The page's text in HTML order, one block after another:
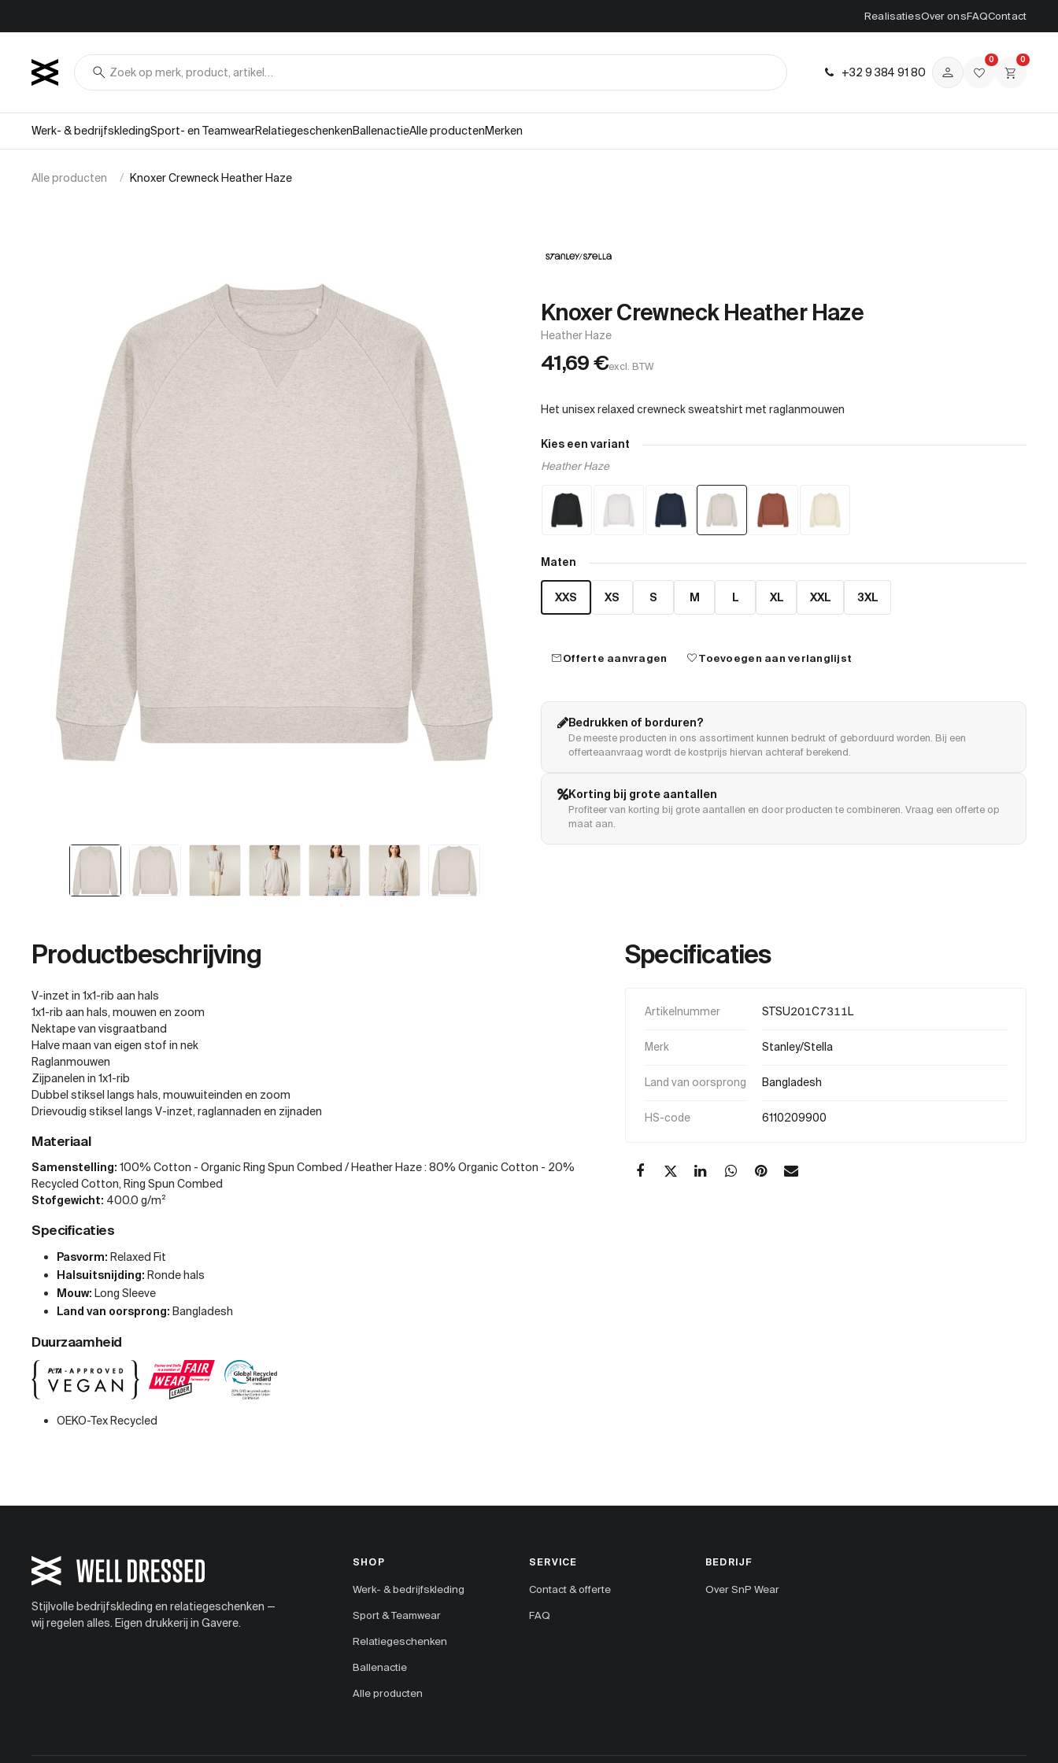
RealisatiesOver onsFAQContact
search
0
0
+32 9 384 91 80
Werk- & bedrijfskledingSport- en TeamwearRelatiegeschenkenBallenactieAlle productenMerken
Alle producten Knoxer Crewneck Heather Haze
Knoxer Crewneck Heather Haze
Heather Haze
41,69€excl. BTW
Kies een variant
Heather Haze
Maten
XXS XS S M L XL XXL 3XL
mailOfferte aanvragen favoriteToevoegen aan verlanglijst
Bedrukken of borduren?
De meeste producten in ons assortiment kunnen bedrukt of geborduurd worden. Bij een
offerteaanvraag wordt de kostprijs hiervan achteraf berekend.
Korting bij grote aantallen
Profiteer van korting bij grote aantallen en door producten te combineren. Vraag een offerte op
maat aan.
Productbeschrijving
V-inzet in 1x1-rib aan hals
1x1-rib aan hals, mouwen en zoom
Nektape van visgraatband
Halve maan van eigen stof in nek
Raglanmouwen
Zijpanelen in 1x1-rib
Dubbel stiksel langs hals, mouwuiteinden en zoom
Drievoudig stiksel langs V-inzet, raglannaden en zijnaden
Materiaal
Samenstelling: 100% Cotton - Organic Ring Spun Combed / Heather Haze : 80% Organic Cotton - 20%
Recycled Cotton, Ring Spun Combed
Stofgewicht: 400.0 g/m²
Specificaties
Pasvorm: Relaxed Fit
Halsuitsnijding: Ronde hals
Mouw: Long Sleeve
Land van oorsprong: Bangladesh
Duurzaamheid
OEKO-Tex Recycled
Specificaties
Artikelnummer STSU201C7311L
Merk Stanley/Stella
Land van oorsprong Bangladesh
HS-code 6110209900
Stijlvolle bedrijfskleding en relatiegeschenken —
wij regelen alles. Eigen drukkerij in Gavere.
SHOP
Werk- & bedrijfskleding
Sport & Teamwear
Relatiegeschenken
Ballenactie
Alle producten
SERVICE
Contact & offerte
FAQ
BEDRIJF
Over SnP Wear